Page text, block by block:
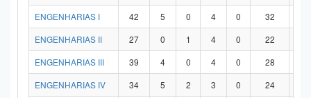
ENGENHARIAS I
42 5 0 4 0 32
ENGENHARIAS II
27 0 1 4 0 22
ENGENHARIAS III
39 4 0 4 0 28
ENGENHARIAS IV
34 5 2 3 0 24